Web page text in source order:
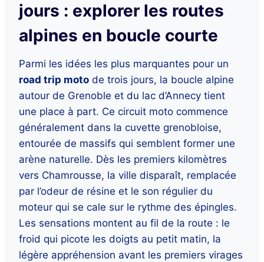
jours : explorer les routes
alpines en boucle courte
Parmi les idées les plus marquantes pour un
road trip moto de trois jours, la boucle alpine
autour de Grenoble et du lac d’Annecy tient
une place à part. Ce circuit moto commence
généralement dans la cuvette grenobloise,
entourée de massifs qui semblent former une
arène naturelle. Dès les premiers kilomètres
vers Chamrousse, la ville disparaît, remplacée
par l’odeur de résine et le son régulier du
moteur qui se cale sur le rythme des épingles.
Les sensations montent au fil de la route : le
froid qui picote les doigts au petit matin, la
légère appréhension avant les premiers virages